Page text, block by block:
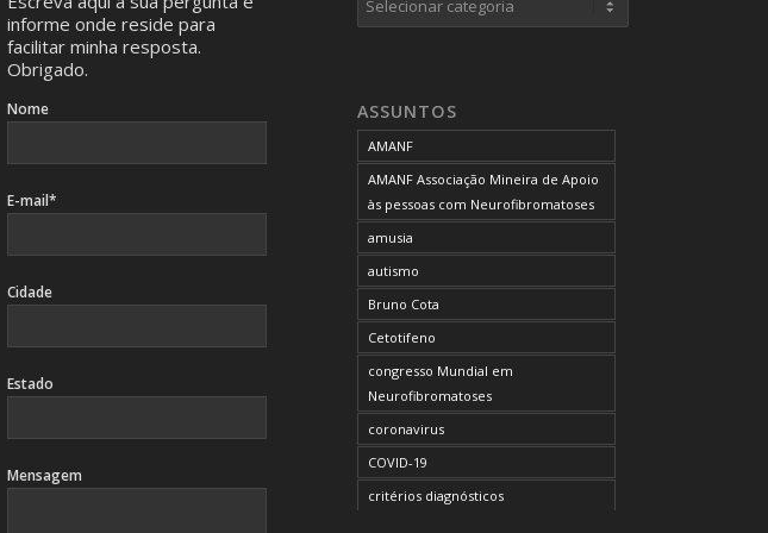
neurofibromas cutâneos
neurofibromatose do tipo 2
neurofibromatoses
OCUPAÇÃO DO BLOG
onde tratar
problemas comportamentais
reunião mensal da AMANF
selumetinibe
Sem categoria
SUS
TDAH
tratamento
informe onde reside para
facilitar minha resposta.
Obrigado.
Nome
E-mail*
Cidade
Estado
Mensagem
ASSUNTOS
AMANF
AMANF Associação Mineira de Apoio
às pessoas com Neurofibromatoses
amusia
autismo
Bruno Cota
Cetotifeno
congresso Mundial em
Neurofibromatoses
coronavirus
COVID-19
critérios diagnósticos